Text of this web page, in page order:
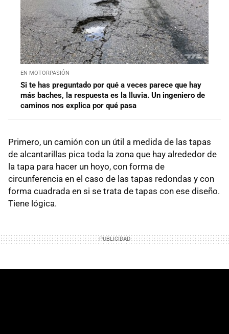
EN MOTORPASIÓN
Si te has preguntado por qué a veces parece que hay
más baches, la respuesta es la lluvia. Un ingeniero de
caminos nos explica por qué pasa
Primero, un camión con un útil a medida de las tapas
de alcantarillas pica toda la zona que hay alrededor de
la tapa para hacer un hoyo, con forma de
circunferencia en el caso de las tapas redondas y con
forma cuadrada en si se trata de tapas con ese diseño.
Tiene lógica.